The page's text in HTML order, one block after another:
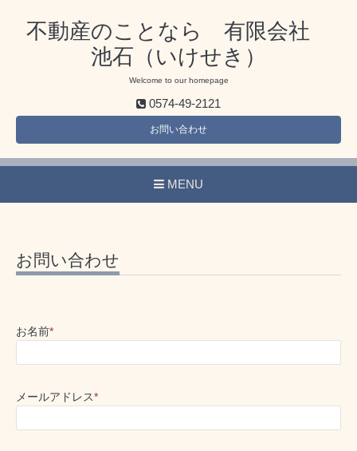
不動産のことなら 有限会社
池石（いけせき）
Welcome to our homepage
0574-49-2121
お問い合わせ
MENU
お問い合わせ
お名前*
メールアドレス*